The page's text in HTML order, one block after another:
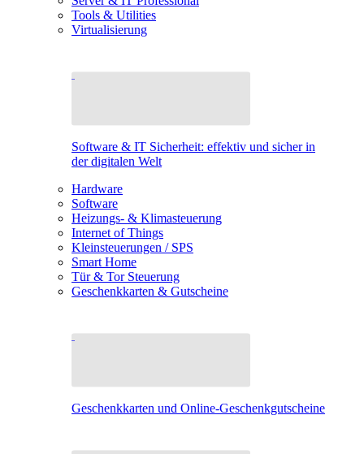
Tools & Utilities
Virtualisierung
Software & IT Sicherheit: effektiv und sicher in
der digitalen Welt
Hardware
Software
Heizungs- & Klimasteuerung
Internet of Things
Kleinsteuerungen / SPS
Smart Home
Tür & Tor Steuerung
Geschenkkarten & Gutscheine
Geschenkkarten und Online-Geschenkgutscheine